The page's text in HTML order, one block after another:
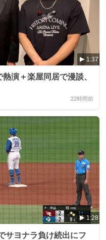
1:37
演＋楽屋同居で漫談、
22時間前
1:28
サヨナラ負け続出にフ